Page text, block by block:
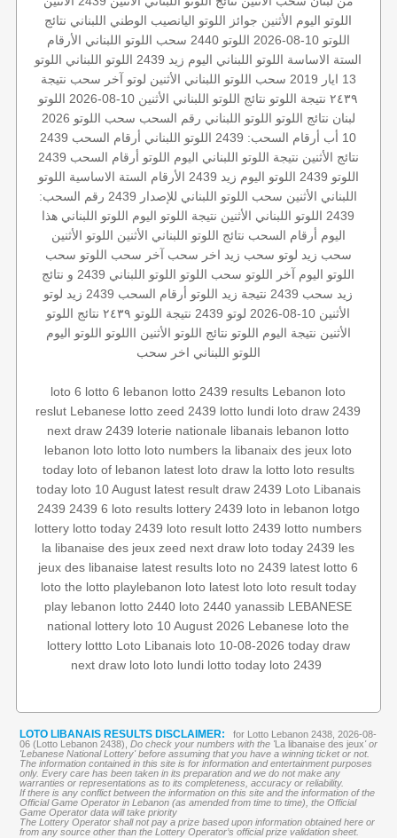
اللوتو اليوم الأثنين جوائز اللوتو اليانصيب الوطني اللبناني نتائج
اللوتو 10-08-2026
اللوتو 2440 سحب اللوتو اللبناني الأرقام
الستة الاساسة اللوتو اللبناني اليوم زيد 2439 اللوتو اللبناني اللوتو
13 ايار 2019
سحب اللوتو اللبناني الأثنين لوتو آخر سحب نتيجة
٢٤٣٩ نتيجة اللوتو نتائج اللوتو اللبناني الأثنين 10-08-2026
اللوتو
لبنان نتائج اللوتو اللوتو اللبناني رقم السحب
سحب اللوتو 2026
10 أب
أرقام السحب: 2439
اللوتو اللبناني أرقام السحب 2439
نتائج الأثنين نتيجة اللوتو اللبناني اليوم اللوتو أرقام السحب 2439
اللوتو 2439
اللوتو اليوم زيد 2439 الأرقام الستة الاساسية اللوتو
اللبناني الأثنين سحب اللوتو اللبناني للإصدار 2439
رقم السحب:
2439 اللوتو اللبناني الأثنين نتيجة اللوتو اليوم اللوتو اللبناني هذا
اليوم أرقام السحب نتائج اللوتو اللبناني الأثنين اللوتو الأثنين
سحب زيد لوتو سحب زيد اخر سحب آخر سحب اللوتو سحب
اللوتو اليوم آخر اللوتو سحب اللوتو
اللوتو اللبناني 2439 و نتائج
زيد سحب 2439 نتيجة زيد اللوتو أرقام السحب 2439 زيد لوتو
الأثنين 10-08-2026
لوتو 2439 نتيجة اللوتو ٢٤٣٩
نتائج اللوتو
الأثنين نتيجة اليوم اللوتو نتائج اللوتو الأثنين االلوتو اللوتو اليوم
اللوتو اللبناني اخر سحب
loto 6 lotto 6 lebanon lotto 2439 results Lebanon loto
reslut Lebanese lotto zeed 2439 lotto lundi loto draw 2439
next draw 2439 loterie nationale libanais lebanon lotto
lebanon loto lotto loto numbers la libanaix des jeux loto
today loto of lebanon latest loto draw la lotto loto results
today loto 10 August latest result draw 2439 Loto Libanais
2439 2439 6 loto results lottery 2439 loto in lebanon lotgo
lottery lotto today 2439 loto result lotto 2439 lotto numbers
la libanaise des jeux zeed next draw loto today 2439 les
jeux des libanaise latest results loto no 2439 latest lotto 6
loto the lotto playlebanon loto latest loto loto result today
play lebanon lotto 2440 loto 2440 yanassib LEBANESE
national lottery loto 10 August 2026 Lebanese loto the
lottery lottto Loto Libanais loto 10-08-2026 today draw
next draw loto loto lundi lotto today loto 2439
LOTO LIBANAIS RESULTS DISCLAIMER:
for Lotto Lebanon 2438, 2026-08-
06 (Lotto Lebanon 2438), Do check your numbers with the 'La libanaise des jeux' or
'Lebanese National Lottery' before assuming that you have a winning ticket or not.
The information contained in this site is for information and entertainment purposes
only. Every care has been taken in its preparation and we do not make any
warranties or representations as to its completeness, accuracy or reliability.
If there is any conflict between the information on this site and the information of the
Official Game Operator in Lebanon (as amended from time to time), the Official
Game Operator data will take priority
The Lottery Operator shall not pay a prize based upon information obtained here or
from any source other than the Lottery Operator’s official prize validation sheet.